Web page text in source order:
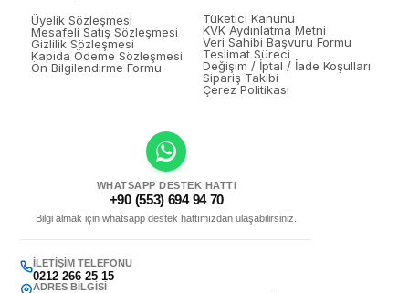
Üyelik Sözleşmesi
Mesafeli Satış Sözleşmesi
Gizlilik Sözleşmesi
Kapıda Ödeme Sözleşmesi
Ön Bilgilendirme Formu
Tüketici Kanunu
KVK Aydınlatma Metni
Veri Sahibi Başvuru Formu
Teslimat Süreci
Değişim / İptal / İade Koşulları
Sipariş Takibi
Çerez Politikası
WHATSAPP DESTEK HATTI
+90 (553) 694 94 70
Bilgi almak için whatsapp destek hattımızdan ulaşabilirsiniz.
İLETIŞIM TELEFONU
0212 266 25 15
ADRES BILGISI